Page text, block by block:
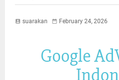
suarakan February 24, 2026